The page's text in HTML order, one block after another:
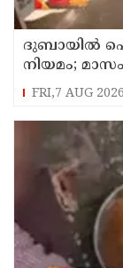
ദുബായില്‍
നിയമം;
പ്രാബല്യത്തില്‍
FRI,7 AUG 2026